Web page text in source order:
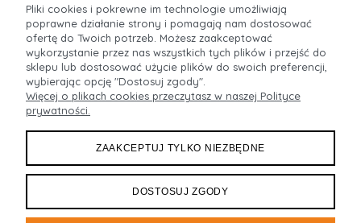
POMOC
MOJE KONTO
INFORMACJE
O NAS
Pliki cookies i pokrewne im technologie umożliwiają
poprawne działanie strony i pomagają nam dostosować
ofertę do Twoich potrzeb. Możesz zaakceptować
wykorzystanie przez nas wszystkich tych plików i przejść do
sklepu lub dostosować użycie plików do swoich preferencji,
wybierając opcję "Dostosuj zgody".
Więcej o plikach cookies przeczytasz w naszej Polityce
prywatności.
ZAAKCEPTUJ TYLKO NIEZBĘDNE
DOSTOSUJ ZGODY